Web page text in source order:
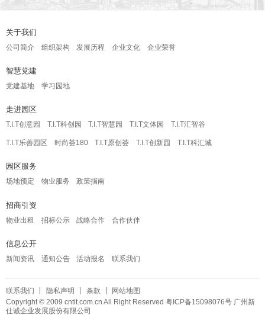
关于我们
公司简介 组织架构 发展历程 企业文化 企业荣誉
智慧党建
党建基地 学习园地
走进园区
T.I.T创意园 T.I.T科创园 T.I.T智慧园 T.I.T文体园 T.I.T汇智谷
T.I.T乐善园区 时尚荟180 T.I.T原创荟 T.I.T创新园 T.I.T科汇城
园区服务
场地预定 物业服务 政策指南
招商引资
物业出租 招标公示 战略合作 合作伙伴
信息公开
新闻资讯 通知公告 活动报名 联系我们
联系我们 隐私声明 条款
网站地图
Copyright © 2009 cntit.com.cn All Right Reserved 粤ICP备15098076号 广州新
仕诚企业发展股份有限公司